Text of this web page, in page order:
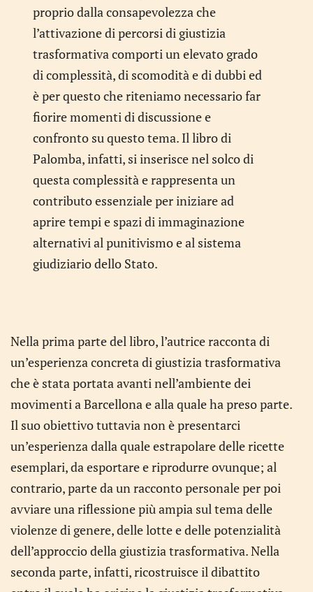
proprio dalla consapevolezza che
l’attivazione di percorsi di giustizia
trasformativa comporti un elevato grado
di complessità, di scomodità e di dubbi ed
è per questo che riteniamo necessario far
fiorire momenti di discussione e
confronto su questo tema. Il libro di
Palomba, infatti, si inserisce nel solco di
questa complessità e rappresenta un
contributo essenziale per iniziare ad
aprire tempi e spazi di immaginazione
alternativi al punitivismo e al sistema
giudiziario dello Stato.
Nella prima parte del libro, l’autrice racconta di
un’esperienza concreta di giustizia trasformativa
che è stata portata avanti nell’ambiente dei
movimenti a Barcellona e alla quale ha preso parte.
Il suo obiettivo tuttavia non è presentarci
un’esperienza dalla quale estrapolare delle ricette
esemplari, da esportare e riprodurre ovunque; al
contrario, parte da un racconto personale per poi
avviare una riflessione più ampia sul tema delle
violenze di genere, delle lotte e delle potenzialità
dell’approccio della giustizia trasformativa. Nella
seconda parte, infatti, ricostruisce il dibattito